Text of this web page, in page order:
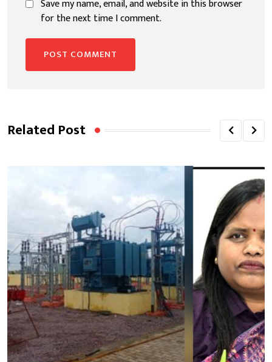
Save my name, email, and website in this browser
for the next time I comment.
Related Post